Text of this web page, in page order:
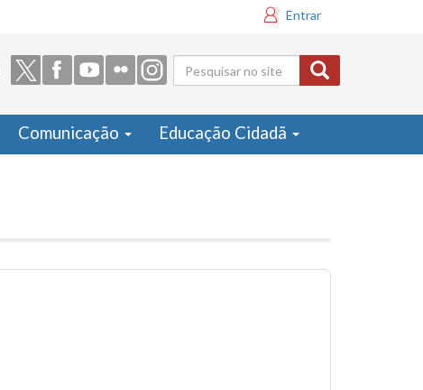
Entrar
Formulário
de busca
Comunicação Educação Cidadã